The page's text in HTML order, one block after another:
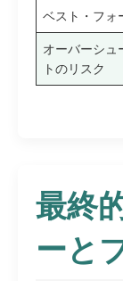
ベスト・フォ
オーバーシュ
トのリスク
最終
ーと